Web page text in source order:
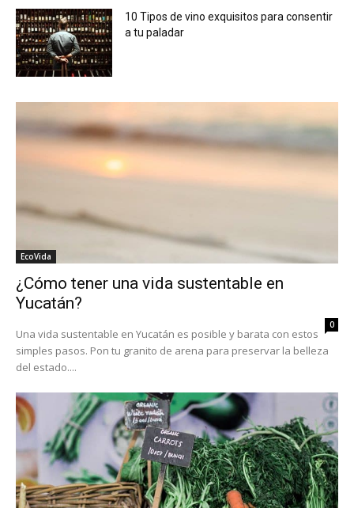
10 Tipos de vino exquisitos para consentir
a tu paladar
EcoVida
¿Cómo tener una vida sustentable en
Yucatán?
0
Una vida sustentable en Yucatán es posible y barata con estos
simples pasos. Pon tu granito de arena para preservar la belleza
del estado....